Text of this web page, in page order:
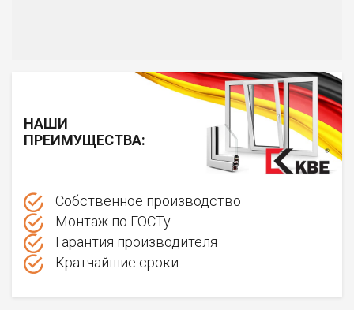
НАШИ
ПРЕИМУЩЕСТВА:
Собственное производство
Монтаж по ГОСТу
Гарантия производителя
Кратчайшие сроки